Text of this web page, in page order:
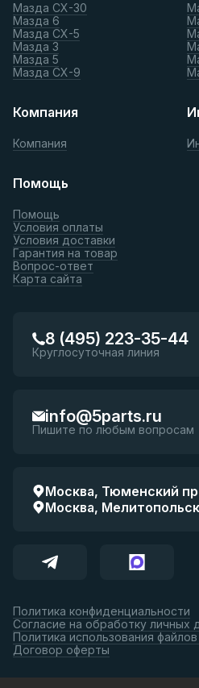
Мазда СХ-30
Мазда 6
Мазда СХ-5
Мазда 3
Мазда 5
Мазда СХ-9
Компания
Компания
Помощь
Помощь
Условия оплаты
Условия доставки
Гарантия на товар
Вопрос-ответ
Карта сайта
8 (495) 223-35-44
Круглосуточная линия
info@5parts.ru
Пишите по любым вопросам
Москва, Тюменский
Москва,
Политика конфиденциальности
Согласие на обработку личных
Политика использования
Договор оферты